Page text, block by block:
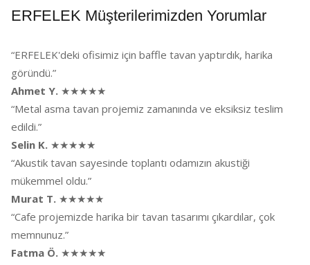
ERFELEK Müşterilerimizden Yorumlar
“ERFELEK'deki ofisimiz için baffle tavan yaptırdık, harika
göründü.”
Ahmet Y. ★★★★★
“Metal asma tavan projemiz zamanında ve eksiksiz teslim
edildi.”
Selin K. ★★★★★
“Akustik tavan sayesinde toplantı odamızın akustiği
mükemmel oldu.”
Murat T. ★★★★★
“Cafe projemizde harika bir tavan tasarımı çıkardılar, çok
memnunuz.”
Fatma Ö. ★★★★★